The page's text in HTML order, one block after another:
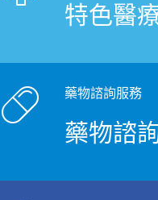
裂差異 逾50歲民眾可做1事
原則避免血糖血壓飆高
2026-06-08
老後睡不好、夜間易跌倒
2021-03-05
特色醫
藥物諮詢服務
藥物諮